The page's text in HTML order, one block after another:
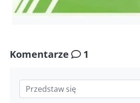
Komentarze 1